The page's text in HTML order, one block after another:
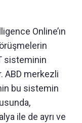
Online’ın
sisteminin
ABD merkezli
bu sistemin
ile de ayrı ve